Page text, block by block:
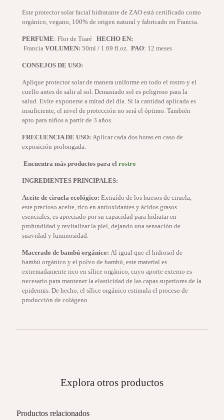
Este protector solar facial hidratante de ZAO está certificado como
orgánico, vegano, 100% de origen natural y fabricado en Francia.
PERFUME: Flor de TiaréHECHO EN:
FranciaVOLUMEN: 50ml / 1.69 fl.oz.PAO: 12 meses
CONSEJOS DE USO:
Aplique protector solar de manera uniforme en todo el rostro y el
cuello antes de salir al sol. Demasiado sol es peligroso para la
salud. Evite exponerse a mitad del día. Si la cantidad aplicada es
insuficiente, el nivel de protección no será el óptimo. También
apto para niños a partir de 3 años.
FRECUENCIA DE USO: Aplicar cada dos horas en caso de
exposición prolongada.
Encuentra más productos para elrostro
INGREDIENTES PRINCIPALES:
Aceite de ciruela ecológico:Extraído de los huesos de ciruela,
este precioso aceite, rico en antioxidantes y ácidos grasos
esenciales, es apreciado por su capacidad para hidratar en
profundidad y revitalizar la piel, dejando una sensación de
suavidad y luminosidad.
Macerado de bambú orgánico:Al igual que el hidrosol de
bambú orgánico y el polvo de bambú, este material es
extremadamente rico en sílice orgánico, cuyo aporte externo es
necesario para mantener la elasticidad de las capas superiores de la
epidermis. De hecho, el sílice orgánico estimula el proceso de
producción de colágeno.
Explora otros productos
Productos relacionados